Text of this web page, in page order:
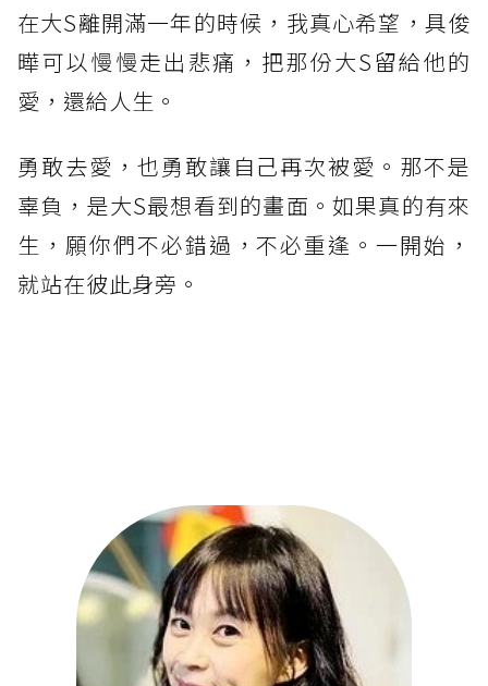
在大S離開滿一年的時候，我真心希望，具俊
曄可以慢慢走出悲痛，把那份大S留給他的
愛，還給人生。
勇敢去愛，也勇敢讓自己再次被愛。那不是
辜負，是大S最想看到的畫面。如果真的有來
生，願你們不必錯過，不必重逢。一開始，
就站在彼此身旁。